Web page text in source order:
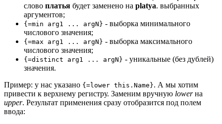
слово платья будет заменено на platya. выбранных
аргументов;
{=min arg1 ... argN} - выборка минимального
числового значения;
{=max arg1 ... argN} - выборка максимального
числового значения;
{=distinct arg1 ... argN} - уникальные (без дублей)
значения.
Пример: у нас указано {=lower this.Name}. А мы хотим
привести к верхнему регистру. Заменим вручную lowerна
upper. Результат применения сразу отобразится под полем
ввода: